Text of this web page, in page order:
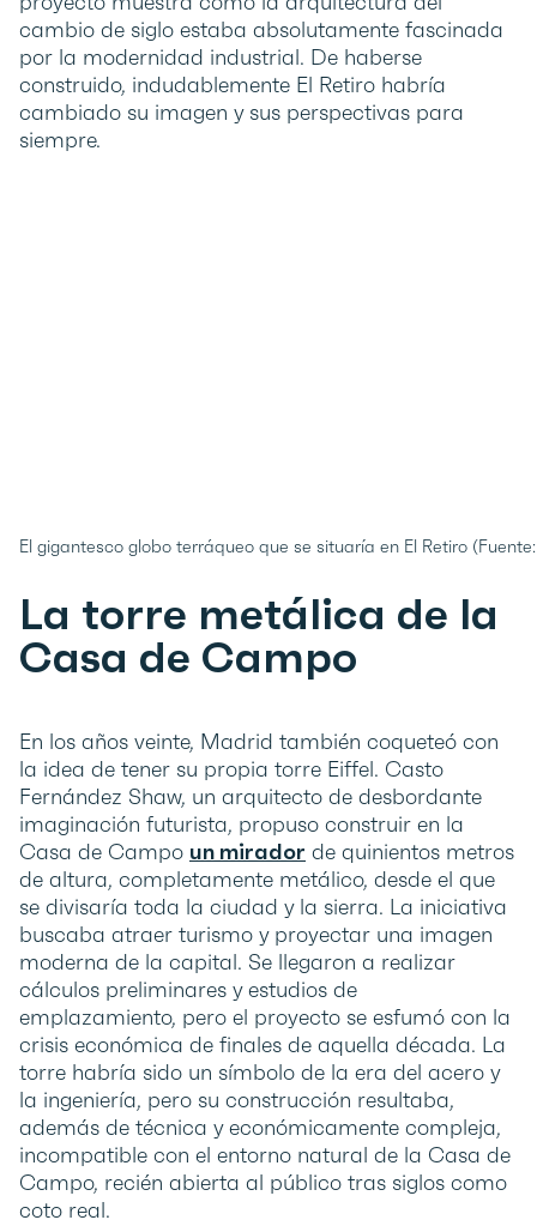
cambio de siglo estaba absolutamente fascinada
por la modernidad industrial. De haberse
construido, indudablemente El Retiro habría
cambiado su imagen y sus perspectivas para
siempre.
El gigantesco globo terráqueo que se situaría en El Retiro
La torre metálica de la
Casa de Campo
En los años veinte, Madrid también coqueteó con
la idea de tener su propia torre Eiffel. Casto
Fernández Shaw, un arquitecto de desbordante
imaginación futurista, propuso construir en la
Casa de Campo un mirador de quinientos metros
de altura, completamente metálico, desde el que
se divisaría toda la ciudad y la sierra. La iniciativa
buscaba atraer turismo y proyectar una imagen
moderna de la capital. Se llegaron a realizar
cálculos preliminares y estudios de
emplazamiento, pero el proyecto se esfumó con la
crisis económica de finales de aquella década. La
torre habría sido un símbolo de la era del acero y
la ingeniería, pero su construcción resultaba,
además de técnica y económicamente compleja,
incompatible con el entorno natural de la Casa de
Campo, recién abierta al público tras siglos como
coto real.